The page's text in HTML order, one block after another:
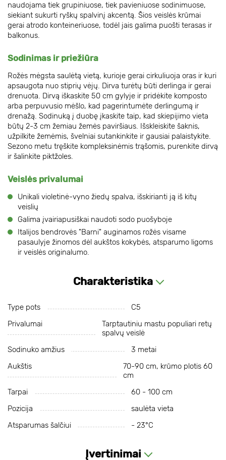
naudojama tiek grupiniuose, tiek pavieniuose sodinimuose,
siekiant sukurti ryškų spalvinį akcentą. Šios veislės krūmai
gerai atrodo konteineriuose, todėl jais galima puošti terasas ir
balkonus.
Sodinimas ir priežiūra
Rožės mėgsta saulėtą vietą, kurioje gerai cirkuliuoja oras ir kuri
apsaugota nuo stiprių vėjų. Dirva turėtų būti derlinga ir gerai
drenuota. Dirvą iškaskite 50 cm gylyje ir pridėkite komposto
arba perpuvusio mėšlo, kad pagerintumėte derlingumą ir
drenažą. Sodinuką į duobę įkaskite taip, kad skiepijimo vieta
būtų 2-3 cm žemiau žemės paviršiaus. Išskleiskite šaknis,
užpilkite žemėmis, švelniai sutankinkite ir gausiai palaistykite.
Sezono metu tręškite kompleksinėmis trąšomis, purenkite dirvą
ir šalinkite piktžoles.
Veislės privalumai
Unikali violetinė-vyno žiedų spalva, išskirianti ją iš kitų
veislių
Galima įvairiapusiškai naudoti sodo puošyboje
Italijos bendrovės "Barni" auginamos rožės visame
pasaulyje žinomos dėl aukštos kokybės, atsparumo ligoms
ir veislės originalumo.
Charakteristika
Type pots
C5
Privalumai
Tarptautiniu mastu populiari retų
spalvų veislė
Sodinuko amžius
3 metai
Aukštis
70-90 cm, krūmo plotis 60
cm
Tarpai
60 - 100 cm
Pozicija
saulėta vieta
Atsparumas šalčiui
- 23°С
Įvertinimai